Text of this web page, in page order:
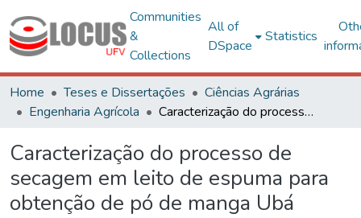
Communities
&
Collections
All of
DSpace
Statistics
Home Teses e Dissertações
Ciências Agrárias
Engenharia Agrícola
Caracterização do processo de secagem em leito de espuma para obtenção de pó de manga Ubá
Caracterização do processo de
secagem em leito de espuma para
obtenção de pó de manga Ubá